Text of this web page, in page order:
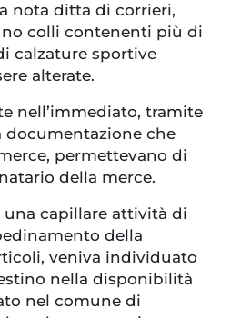
nota ditta di corrieri,
colli contenenti più di
calzature sportive
alterate.
nell’immediato, tramite
documentazione che
permettevano di
della merce.
una capillare attività di
della
veniva individuato
nella disponibilità
nel comune di